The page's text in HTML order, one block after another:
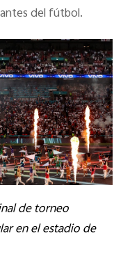
del fútbol.
de torneo
en el estadio de